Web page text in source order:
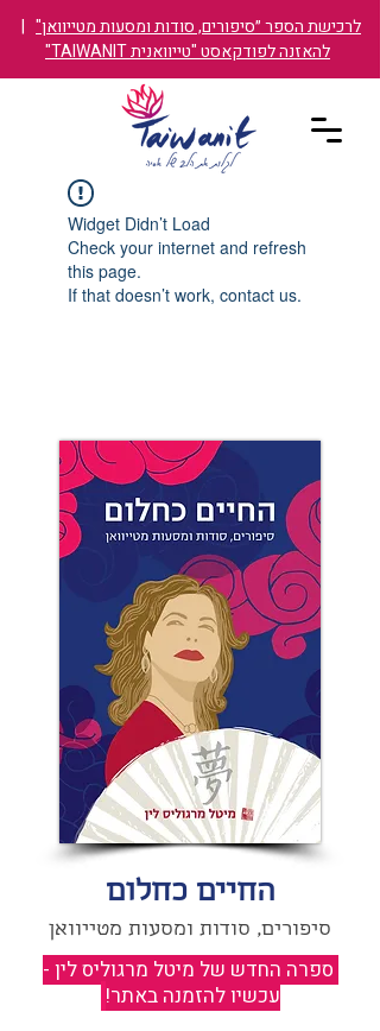
לרכישת הספר ״סיפורים, סודות ומסעות מטייוואן" |
להאזנה לפודקאסט "טייוואנית TAIWANIT"
Widget Didn’t Load
Check your internet and refresh
this page.
If that doesn’t work, contact us.
החיים כחלום
סיפורים, סודות ומסעות מטייוואן
ספרה החדש של מיטל מרגוליס לין -
עכשיו להזמנה באתר!